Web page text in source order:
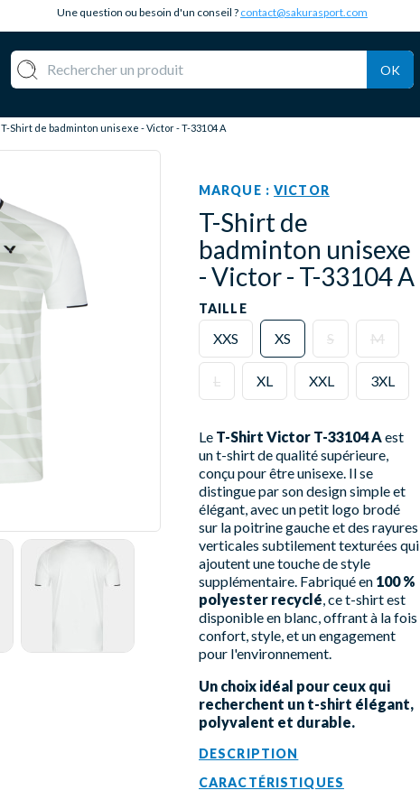
Une question ou besoin d'un conseil ? contact@sakurasport.com
OK
T-Shirt de badminton unisexe - Victor - T-33104 A
MARQUE :VICTOR
T-Shirt de
badminton unisexe
- Victor - T-33104 A
TAILLE
XXS XS S M
L XL XXL 3XL
Le T-Shirt Victor T-33104 Aest
un t-shirt de qualité supérieure,
conçu pour être unisexe. Il se
distingue par son design simple et
élégant, avec un petit logo brodé
sur la poitrine gauche et des rayures
verticales subtilement texturées qui
ajoutent une touche de style
supplémentaire. Fabriqué en 100 %
polyester recyclé, ce t-shirt est
disponible en blanc, offrant à la fois
confort, style, et un engagement
pour l'environnement.
Un choix idéal pour ceux qui
recherchent un t-shirt élégant,
polyvalent et durable.
DESCRIPTION
CARACTÉRISTIQUES